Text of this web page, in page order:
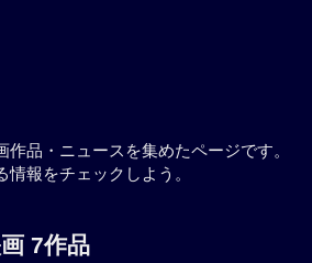
品・ニュースを集めたページです。
報をチェックしよう。
7作品